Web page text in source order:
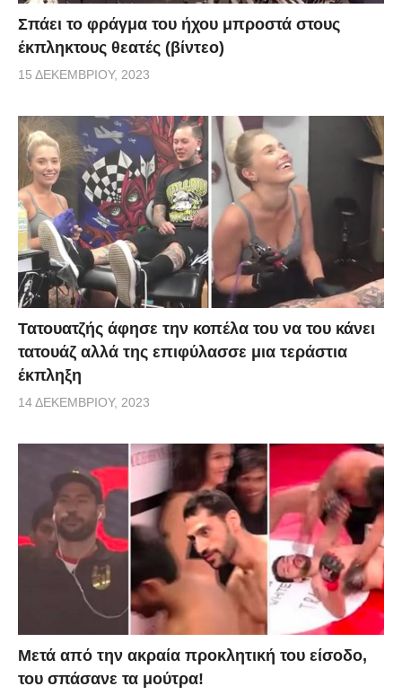
Σπάει το φράγμα του ήχου μπροστά στους
έκπληκτους θεατές (βίντεο)
15 ΔΕΚΕΜΒΡΊΟΥ, 2023
Τατουατζής άφησε την κοπέλα του να του κάνει
τατουάζ αλλά της επιφύλασσε μια τεράστια
έκπληξη
14 ΔΕΚΕΜΒΡΊΟΥ, 2023
Μετά από την ακραία προκλητική του είσοδο,
του σπάσανε τα μούτρα!